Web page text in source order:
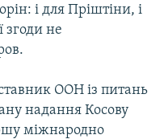
і для Пріштіни, і
згоди не
ООН із питань
надання Косову
міжнародно